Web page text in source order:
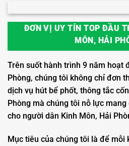
ĐƠN VỊ UY TÍN TOP ĐẦU
MÔN, HẢI
Trên suốt hành trình 9 năm hoạt
Phòng, chúng tôi không chỉ đơn
dịch vụ hút bể phốt, thông tắc
Phòng mà chúng tôi nỗ lực
cho người dân Kinh Môn, Hải
Mục tiêu của chúng tôi là để mỗi